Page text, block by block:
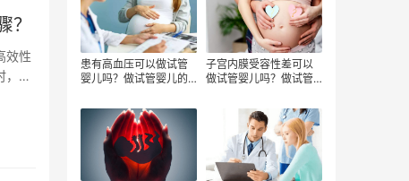
？
效性
，许
患有高血压可以做试管
婴儿吗？做试管婴儿的
子宫内膜受容性差可以
做试管婴儿吗？做试管